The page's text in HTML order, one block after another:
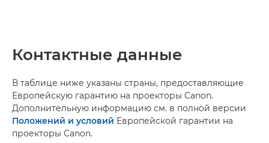
Контактные данные
В таблице ниже указаны страны, предоставляющие
Европейскую гарантию на проекторы Canon.
Дополнительную информацию см. в полной версии
Положений и условий Европейской гарантии на
проекторы Canon.